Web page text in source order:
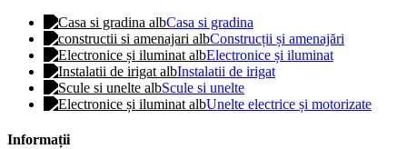
Casa si gradina
Construcții și amenajări
Electronice și iluminat
Instalatii de irigat
Scule si unelte
Unelte electrice și motorizate
Informații